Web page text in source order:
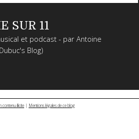
SUR 11
et podcast - par Antoine
Blog)
contenu illicite | Mentions légales de ce blog